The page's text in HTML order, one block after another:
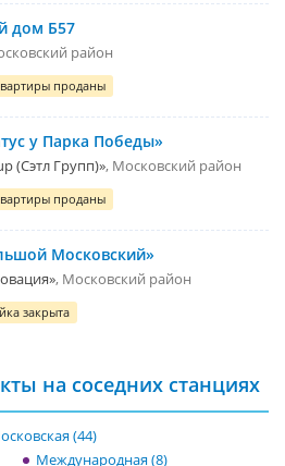
дом Б57
район
проданы
у Парка Победы»
(Сэтл Групп)» Московский район
проданы
Московский»
Московский район
закрыта
на соседних станциях
(44)
Международная (8)